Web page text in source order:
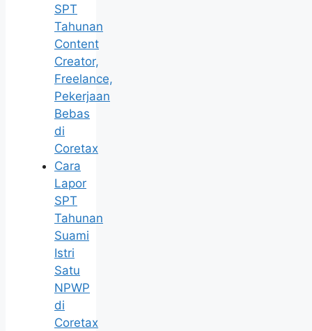
SPT
Tahunan
Content
Creator,
Freelance,
Pekerjaan
Bebas
di
Coretax
Cara
Lapor
SPT
Tahunan
Suami
Istri
Satu
NPWP
di
Coretax